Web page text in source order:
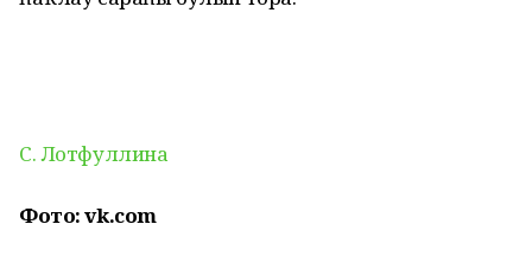
С. Лотфуллина
Фото: vk.com